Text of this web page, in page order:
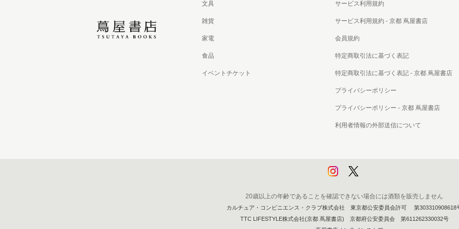
文具
雑貨
家電
食品
イベントチケット
サービス利用規約
サービス利用規約 - 京都 蔦屋書店
会員規約
特定商取引法に基づく表記
特定商取引法に基づく表記 - 京都 蔦屋書店
プライバシーポリシー
プライバシーポリシー - 京都 蔦屋書店
利用者情報の外部送信について
20歳以上の年齢であることを確認できない場合には酒類を販売しません
カルチュア・コンビニエンス・クラブ株式会社 東京都公安委員会許可 第303310908618
TTC LIFESTYLE株式会社(京都 蔦屋書店) 京都府公安委員会 第611262330032号